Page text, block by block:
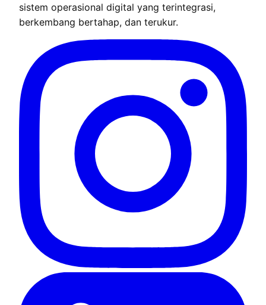
sistem operasional digital yang terintegrasi,
berkembang bertahap, dan terukur.